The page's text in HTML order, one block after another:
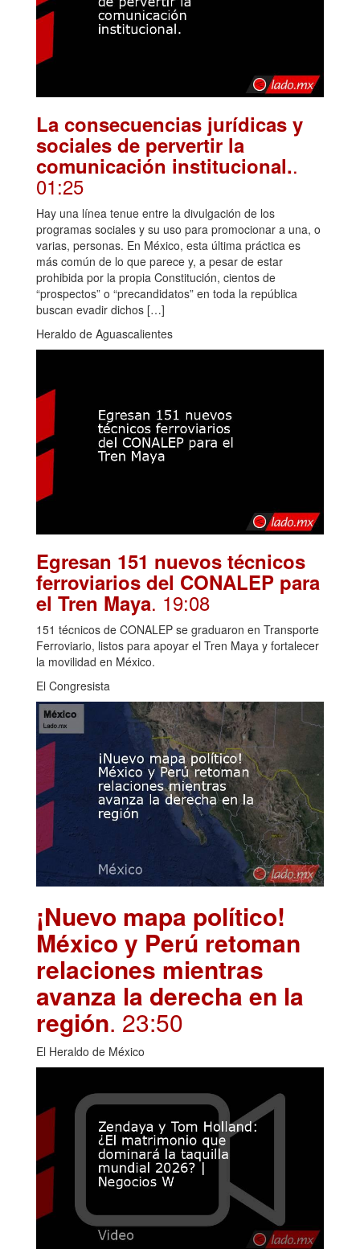
La consecuencias jurídicas y
sociales de pervertir la
comunicación institucional..
01:25
Hay una línea tenue entre la divulgación de los
programas sociales y su uso para promocionar a una, o
varias, personas. En México, esta última práctica es
más común de lo que parece y, a pesar de estar
prohibida por la propia Constitución, cientos de
“prospectos” o “precandidatos” en toda la república
buscan evadir dichos […]
Heraldo de Aguascalientes
Egresan 151 nuevos técnicos
ferroviarios del CONALEP para
el Tren Maya. 19:08
151 técnicos de CONALEP se graduaron en Transporte
Ferroviario, listos para apoyar el Tren Maya y fortalecer
la movilidad en México.
El Congresista
¡Nuevo mapa político!
México y Perú retoman
relaciones mientras
avanza la derecha en la
región. 23:50
El Heraldo de México